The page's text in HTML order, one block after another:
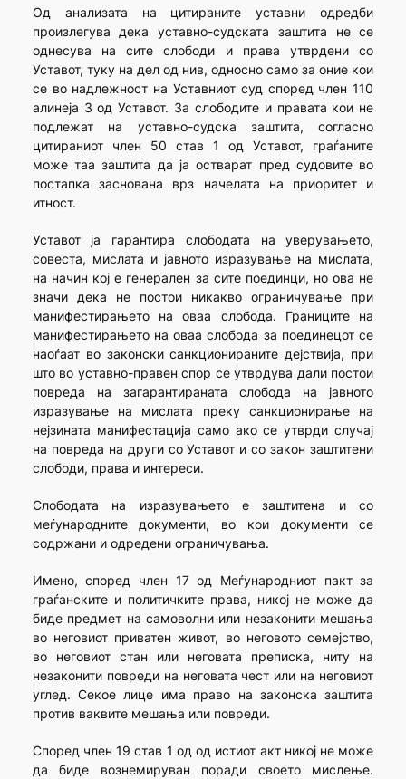
Од анализата на цитираните уставни одредби
произлегува дека уставно-судската заштита не се
однесува на сите слободи и права утврдени со
Уставот, туку на дел од нив, односно само за оние кои
се во надлежност на Уставниот суд според член 110
алинеја 3 од Уставот. За слободите и правата кои не
подлежат на уставно-судска заштита, согласно
цитираниот член 50 став 1 од Уставот, граѓаните
може таа заштита да ја остварат пред судовите во
постапка заснована врз начелата на приоритет и
итност.
Уставот ја гарантира слободата на уверувањето,
совеста, мислата и јавното изразување на мислата,
на начин кој е генерален за сите поединци, но ова не
значи дека не постои никакво ограничување при
манифестирањето на оваа слобода. Границите на
манифестирањето на оваа слобода за поединецот се
наоѓаат во законски санкционираните дејствија, при
што во уставно-правен спор се утврдува дали постои
повреда на загарантираната слобода на јавното
изразување на мислата преку санкционирање на
нејзината манифестација само ако се утврди случај
на повреда на други со Уставот и со закон заштитени
слободи, права и интереси.
Слободата на изразувањето е заштитена и со
меѓународните документи, во кои документи се
содржани и одредени ограничувања.
Имено, според член 17 од Меѓународниот пакт за
граѓанските и политичките права, никој не може да
биде предмет на самоволни или незаконити мешања
во неговиот приватен живот, во неговото семејство,
во неговиот стан или неговата преписка, ниту на
незаконити повреди на неговата чест или на неговиот
углед. Секое лице има право на законска заштита
против ваквите мешања или повреди.
Според член 19 став 1 од од истиот акт никој не може
да биде вознемируван поради своето мислење.